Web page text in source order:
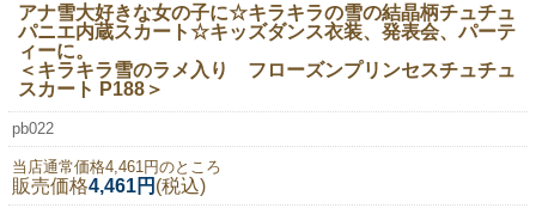
アナ雪大好きな女の子に☆キラキラの雪の結晶柄チュチュ
パニエ内蔵スカート☆キッズダンス衣装、発表会、パーテ
ィーに。
＜キラキラ雪のラメ入り フローズンプリンセスチュチュ
スカート P188＞
pb022
当店通常価格4,461円のところ
販売価格4,461円 (税込)
0120-221-040